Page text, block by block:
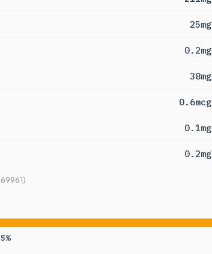
25mg
0.2mg
38mg
0.6mcg
0.1mg
0.2mg
5%